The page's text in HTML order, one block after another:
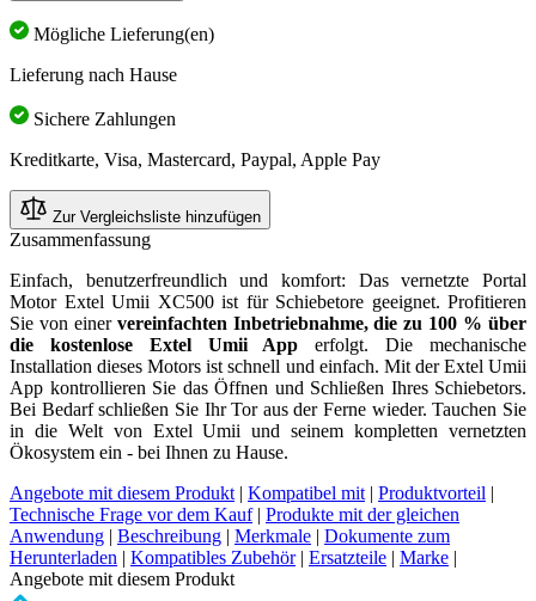
Mögliche Lieferung(en)
Lieferung nach Hause
Sichere Zahlungen
Kreditkarte, Visa, Mastercard, Paypal, Apple Pay
Zur Vergleichsliste hinzufügen
Zusammenfassung
Einfach, benutzerfreundlich und komfort: Das vernetzte Portal
Motor Extel Umii XC500 ist für Schiebetore geeignet. Profitieren
Sie von einer vereinfachten Inbetriebnahme, die zu 100 % über
die kostenlose Extel Umii App erfolgt. Die mechanische
Installation dieses Motors ist schnell und einfach. Mit der Extel Umii
App kontrollieren Sie das Öffnen und Schließen Ihres Schiebetors.
Bei Bedarf schließen Sie Ihr Tor aus der Ferne wieder. Tauchen Sie
in die Welt von Extel Umii und seinem kompletten vernetzten
Ökosystem ein - bei Ihnen zu Hause.
Angebote mit diesem Produkt | Kompatibel mit | Produktvorteil |
Technische Frage vor dem Kauf | Produkte mit der gleichen
Anwendung | Beschreibung | Merkmale | Dokumente zum
Herunterladen | Kompatibles Zubehör | Ersatzteile | Marke |
Angebote mit diesem Produkt